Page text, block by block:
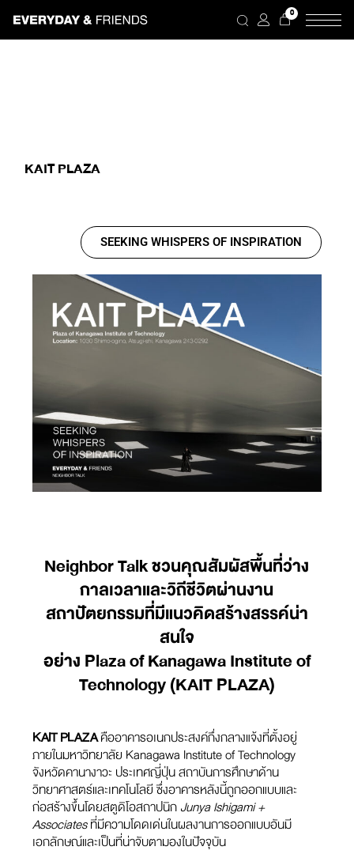
0
KAIT PLAZA
SEEKING WHISPERS OF INSPIRATION
Neighbor Talk ชวนคุณสัมผัสพื้นที่ว่าง
กาลเวลาและวิถีชีวิตผ่านงาน
สถาปัตยกรรมที่มีแนวคิดสร้างสรรค์น่า
สนใจ
อย่าง Plaza of Kanagawa Institute of
Technology (KAIT PLAZA)
KAIT PLAZAคืออาคารอเนกประสงค์กึ่งกลางแจ้งที่ตั้งอยู่
ภายในมหาวิทยาลัย Kanagawa Institute of Technology
จังหวัดคานางาวะ ประเทศญี่ปุ่น สถาบันการศึกษาด้าน
วิทยาศาสตร์และเทคโนโลยี ซึ่งอาคารหลังนี้ถูกออกแบบและ
ก่อสร้างขึ้นโดยสตูดิโอสถาปนิกJunya Ishigami +
Associatesที่มีความโดดเด่นในผลงานการออกแบบอันมี
เอกลักษณ์และเป็นที่น่าจับตามองในปัจจุบัน